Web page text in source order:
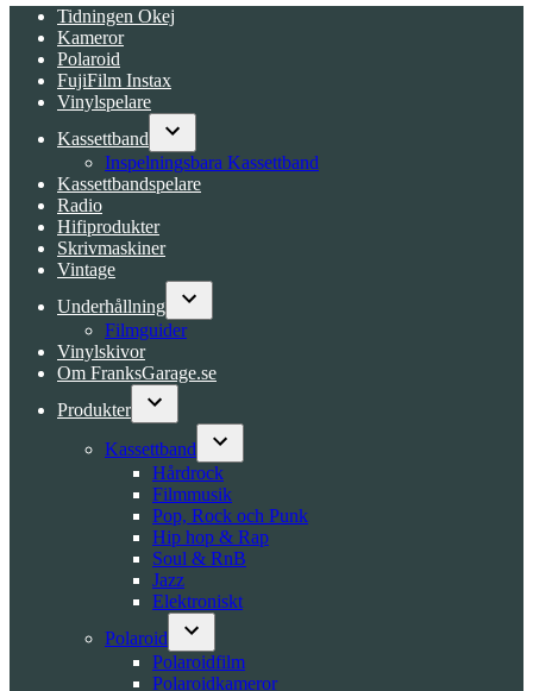
Tidningen Okej
Kameror
Polaroid
FujiFilm Instax
Vinylspelare
Kassettband
Open
dropdown
menu
Inspelningsbara Kassettband
Kassettbandspelare
Radio
Hifiprodukter
Skrivmaskiner
Vintage
Underhållning
Open
Filmguider
Vinylskivor
Om FranksGarage.se
Produkter
Open
dropdown
menu
Kassettband
Open
dropdown
menu
Hårdrock
Filmmusik
Pop, Rock och Punk
Hip hop & Rap
Soul & RnB
Jazz
Elektroniskt
Polaroid
Open
dropdown
Polaroidfilm
Polaroidkameror